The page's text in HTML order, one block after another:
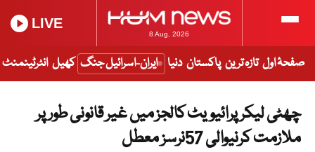
8 Aug, 2026
LIVE
صفحۂ اول تازہ ترین پاکستان دنیا ایران-اسرائیل جنگ کھیل انٹرٹینمنٹ
چھٹی لیکر پرائیویٹ کالجز میں غیر قانونی طور پر
ملازمت کرنیوالی 57نرسز معطل